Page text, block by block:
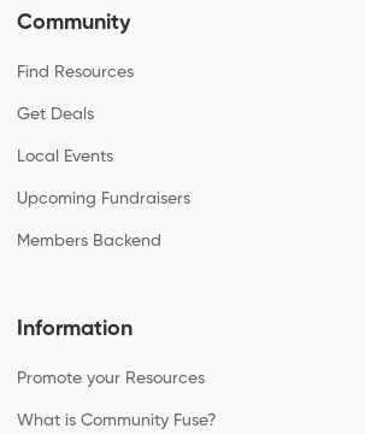
Community
Find Resources
Get Deals
Local Events
Upcoming Fundraisers
Members Backend
Information
Promote your Resources
What is Community Fuse?